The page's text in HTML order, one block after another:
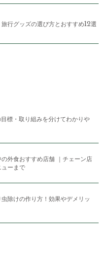
行グッズの選び方とおすすめ12選
標・取り組みを分けてわかりや
の外食おすすめ店舗 ｜チェーン店
ーまで
除けの作り方！効果やデメリッ